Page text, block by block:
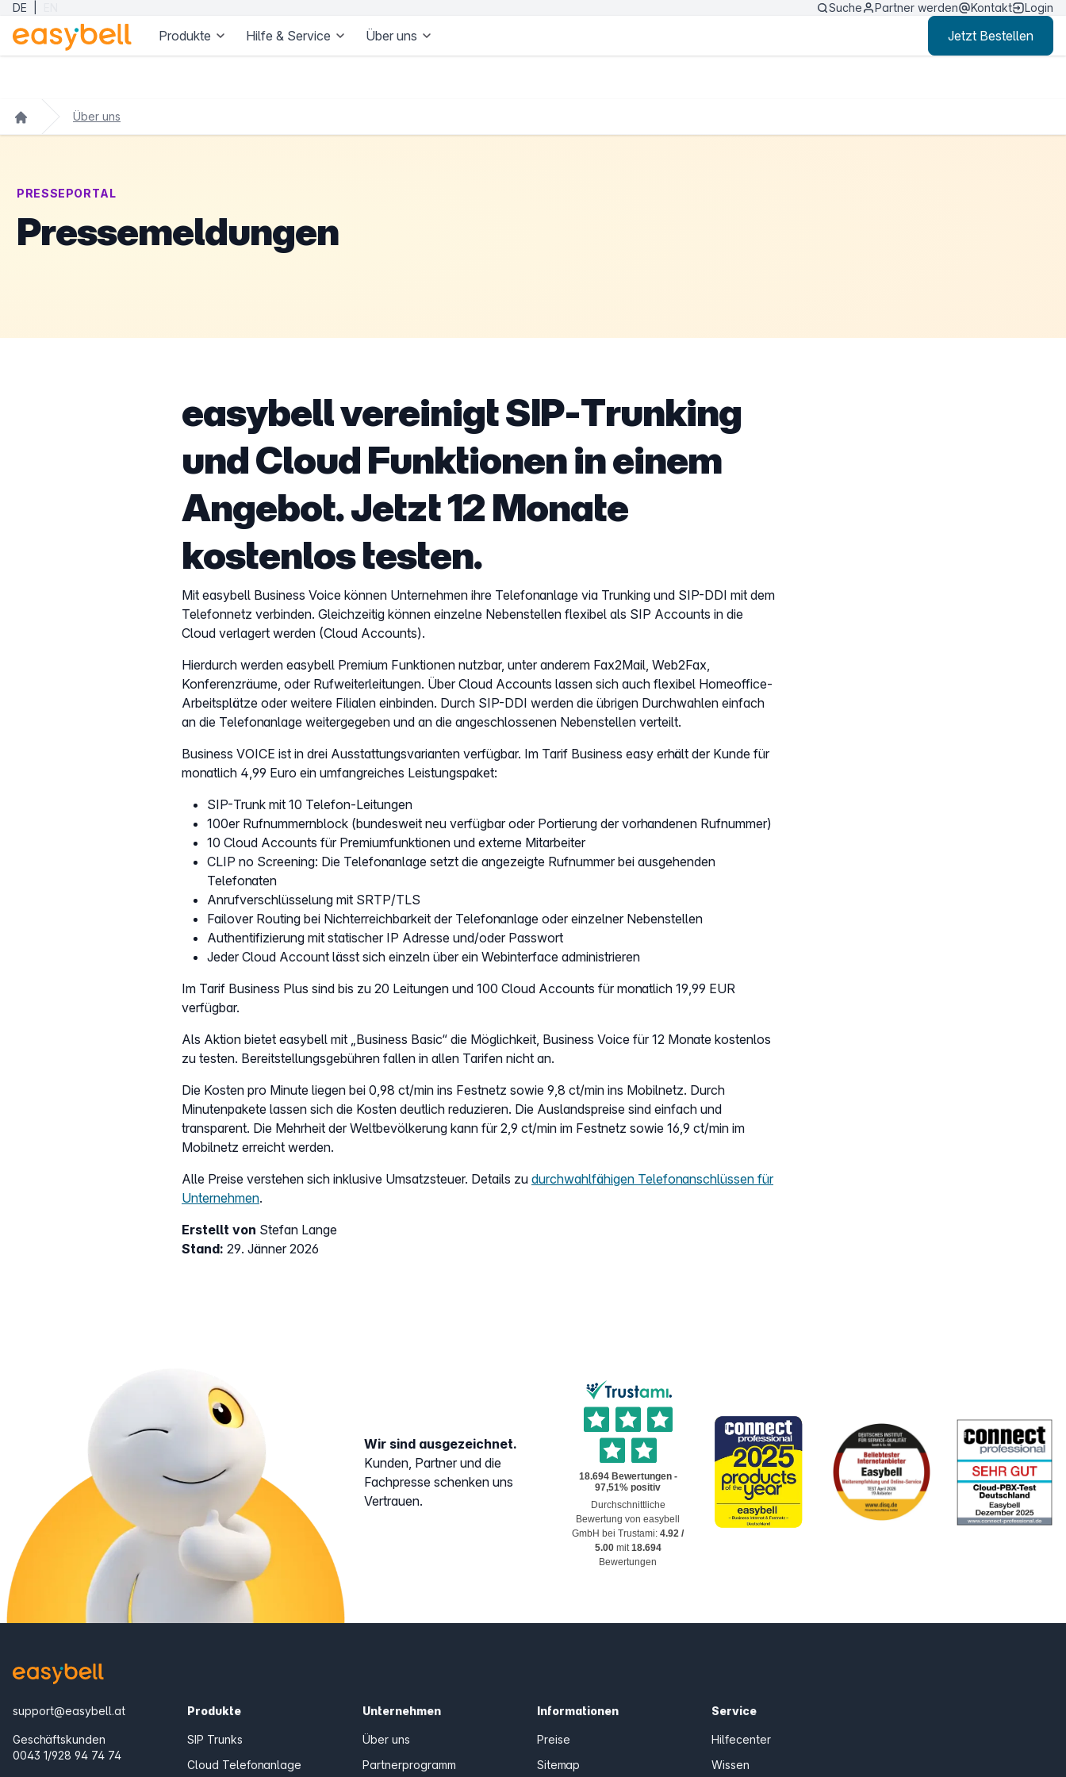
Zum Hauptinhalt springen
DE Suche Partner werden Kontakt Login
Produkte Hilfe & Service Über uns Jetzt Bestellen
Über uns
PRESSEPORTAL
Pressemeldungen
easybell vereinigt SIP-Trunking
und Cloud Funktionen in einem
Angebot. Jetzt 12 Monate
kostenlos testen.
Mit easybell Business Voice können Unternehmen ihre Telefonanlage via Trunking und SIP-DDI mit dem
Telefonnetz verbinden. Gleichzeitig können einzelne Nebenstellen flexibel als SIP Accounts in die
Cloud verlagert werden (Cloud Accounts).
Hierdurch werden easybell Premium Funktionen nutzbar, unter anderem Fax2Mail, Web2Fax,
Konferenzräume, oder Rufweiterleitungen. Über Cloud Accounts lassen sich auch flexibel Homeoffice-
Arbeitsplätze oder weitere Filialen einbinden. Durch SIP-DDI werden die übrigen Durchwahlen einfach
an die Telefonanlage weitergegeben und an die angeschlossenen Nebenstellen verteilt.
Business VOICE ist in drei Ausstattungsvarianten verfügbar. Im Tarif Business easy erhält der Kunde für
monatlich 4,99 Euro ein umfangreiches Leistungspaket:
SIP-Trunk mit 10 Telefon-Leitungen
100er Rufnummernblock (bundesweit neu verfügbar oder Portierung der vorhandenen Rufnummer)
10 Cloud Accounts für Premiumfunktionen und externe Mitarbeiter
CLIP no Screening: Die Telefonanlage setzt die angezeigte Rufnummer bei ausgehenden
Telefonaten
Anrufverschlüsselung mit SRTP/TLS
Failover Routing bei Nichterreichbarkeit der Telefonanlage oder einzelner Nebenstellen
Authentifizierung mit statischer IP Adresse und/oder Passwort
Jeder Cloud Account lässt sich einzeln über ein Webinterface administrieren
Im Tarif Business Plus sind bis zu 20 Leitungen und 100 Cloud Accounts für monatlich 19,99 EUR
verfügbar.
Als Aktion bietet easybell mit „Business Basic“ die Möglichkeit, Business Voice für 12 Monate kostenlos
zu testen. Bereitstellungsgebühren fallen in allen Tarifen nicht an.
Die Kosten pro Minute liegen bei 0,98 ct/min ins Festnetz sowie 9,8 ct/min ins Mobilnetz. Durch
Minutenpakete lassen sich die Kosten deutlich reduzieren. Die Auslandspreise sind einfach und
transparent. Die Mehrheit der Weltbevölkerung kann für 2,9 ct/min im Festnetz sowie 16,9 ct/min im
Mobilnetz erreicht werden.
Alle Preise verstehen sich inklusive Umsatzsteuer. Details zu durchwahlfähigen Telefonanschlüssen für
Unternehmen.
Erstellt von Stefan Lange
Stand: 29. Jänner 2026
Wir sind ausgezeichnet.
Kunden, Partner und die
Fachpresse schenken uns
Vertrauen.
Durchschnittliche
Bewertung von easybell
GmbHbei Trustami:4.92 /
5.00mit 18.694
Bewertungen
support@easybell.at
Geschäftskunden
0043 1/928 94 74 74
Produkte
SIP Trunks
Cloud Telefonanlage
Unternehmen
Über uns
Partnerprogramm
Informationen
Preise
Sitemap
Service
Hilfecenter
Wissen